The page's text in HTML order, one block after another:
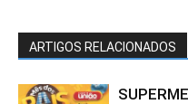
ARTIGOS RELACIONADOS